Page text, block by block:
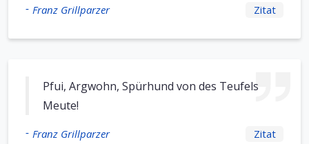
- Franz Grillparzer Zitat
Pfui, Argwohn, Spürhund von des Teufels
Meute!
- Franz Grillparzer Zitat